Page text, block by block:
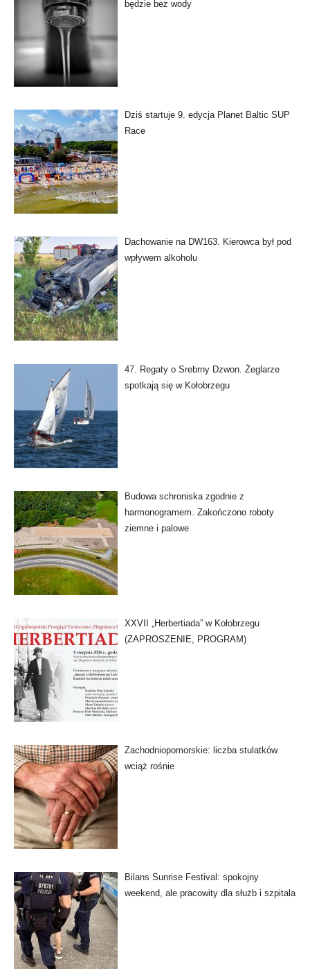
będzie bez wody
Dziś startuje 9. edycja Planet Baltic SUP
Race
Dachowanie na DW163. Kierowca był pod
wpływem alkoholu
47. Regaty o Srebrny Dzwon. Żeglarze
spotkają się w Kołobrzegu
Budowa schroniska zgodnie z
harmonogramem. Zakończono roboty
ziemne i palowe
XXVII „Herbertiada” w Kołobrzegu
(ZAPROSZENIE, PROGRAM)
Zachodniopomorskie: liczba stulatków
wciąż rośnie
Bilans Sunrise Festival: spokojny
weekend, ale pracowity dla służb i szpitala